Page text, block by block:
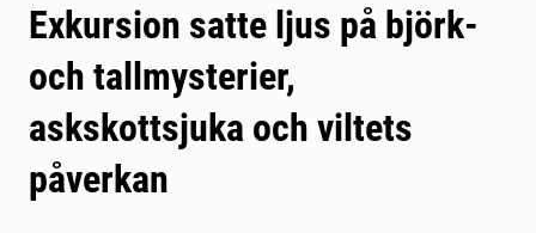
Exkursion satte ljus på björk-
och tallmysterier,
askskottsjuka och viltets
påverkan